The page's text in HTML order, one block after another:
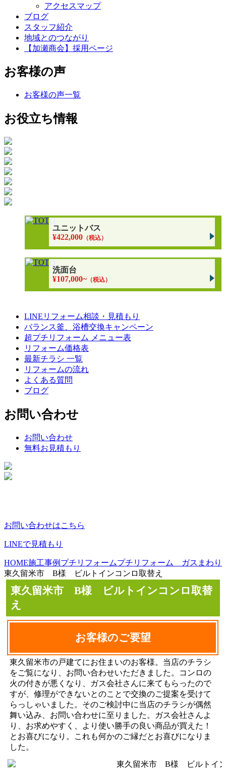
アクセスマップ
ブログ
スタッフ紹介
地域とのつながり
【加瀬商会】採用ページ
お客様の声
お客様の声一覧
お役立ち情報
ユニットバス
¥422,000 （税込）
洗面台
¥107,000~（税込）
LINEリフォーム相談・見積もり
バランス釜、浴槽交換キャンペーン
超プチリフォーム メニュー表
リフォーム価格表
最新チラシ 一覧
リフォームの流れ
よくある質問
ブログ
お問い合わせ
お問い合わせ
無料お見積もり
お問い合わせはこちら
LINEで見積もり
HOME施工事例 プチリフォームプチリフォーム ガスまわり
東久留米市 B様 ビルトインコンロ取替え
東久留米市 B様 ビルトインコンロ取替
え
お客様のご要望
東久留米市の戸建てにお住まいのお客様。当店のチラシ
をご覧になり、お問い合わせいただきました。コンロの
火の付きが悪くなり、ガス会社さんに来てもらったので
すが、修理ができないとのことで交換のご提案を受けて
らっしゃいました。そのご検討中に当店のチラシが偶然
舞い込み、お問い合わせに至りました。ガス会社さんよ
り、お求めやすく、より使い勝手の良い商品が買えた！
とお喜びになり。これも何かのご縁だとお喜びになりま
した。